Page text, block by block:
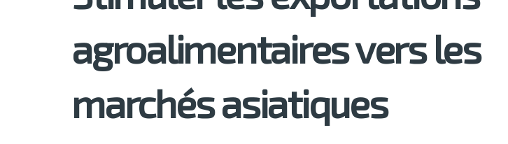
agroalimentaires vers les
marchés asiatiques